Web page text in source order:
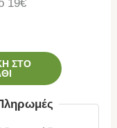
19€
ΣΤΟ